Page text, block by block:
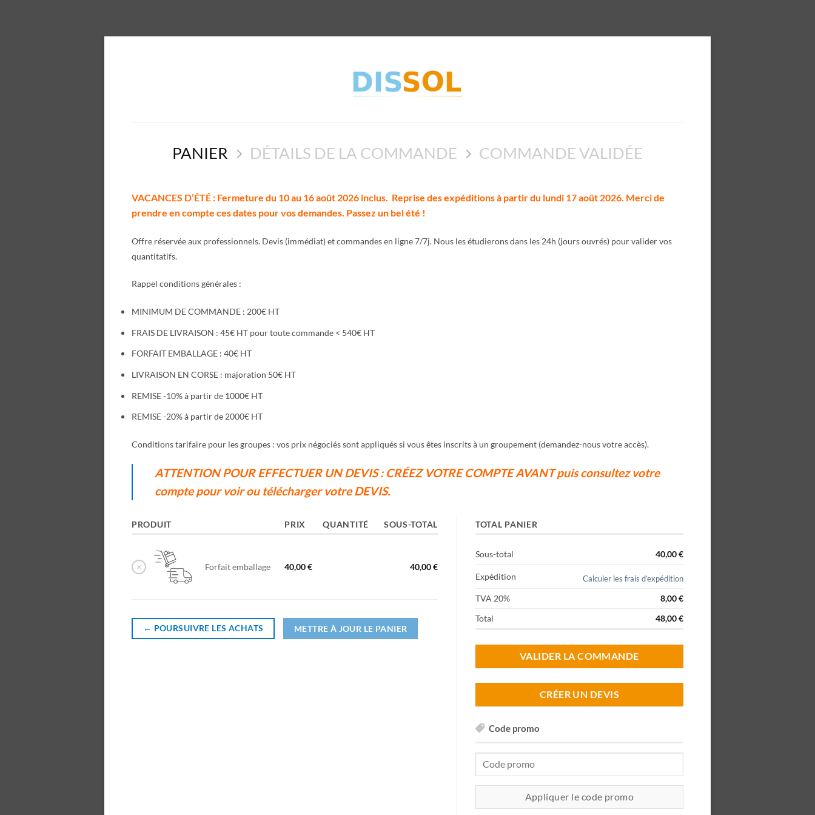
PANIER DÉTAILS DE LA COMMANDE COMMANDE VALIDÉE
VACANCES D’ÉTÉ : Fermeture du 10 au 16 août 2026 inclus. Reprise des expéditions à partir du lundi 17 août 2026. Merci de
prendre en compte ces dates pour vos demandes. Passez un bel été !
Offre réservée aux professionnels. Devis (immédiat) et commandes en ligne 7/7j. Nous les étudierons dans les 24h (jours ouvrés) pour valider vos
quantitatifs.
Rappel conditions générales :
MINIMUM DE COMMANDE : 200€ HT
FRAIS DE LIVRAISON : 45€ HT pour toute commande < 540€ HT
FORFAIT EMBALLAGE : 40€ HT
LIVRAISON EN CORSE : majoration 50€ HT
REMISE -10% à partir de 1000€ HT
REMISE -20% à partir de 2000€ HT
Conditions tarifaire pour les groupes : vos prix négociés sont appliqués si vous êtes inscrits à un groupement (demandez-nous votre accès).
ATTENTION POUR EFFECTUER UN DEVIS : CRÉEZ VOTRE COMPTE AVANT puisconsultez votre
compte pour voir ou télécharger votre DEVIS.
PRODUIT PRIX QUANTITÉ SOUS-TOTAL
× Forfait emballage 40,00€ 40,00€
← POURSUIVRE LES ACHATS METTRE À JOUR LE PANIER
TOTAL PANIER
Sous-total 40,00€
Expédition Calculer les frais d’expédition
TVA 20% 8,00€
Total
48,00€
VALIDER LA COMMANDE
CRÉER UN DEVIS
Code promo
Code
Appliquer le code promo